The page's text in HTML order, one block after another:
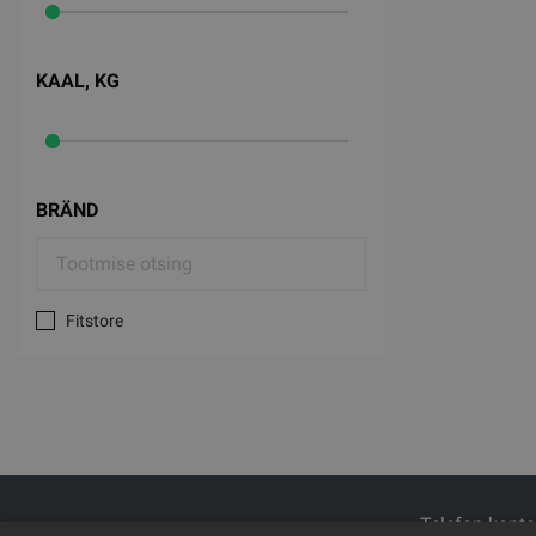
KAAL, KG
BRÄND
Fitstore
Telefon